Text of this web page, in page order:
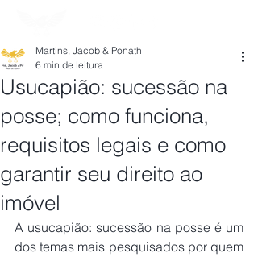
Usucapião: sucessão na
posse; como funciona,
requisitos legais e como
garantir seu direito ao
imóvel
Martins, Jacob & Ponath
6 min de leitura
A usucapião: sucessão na posse é um
dos temas mais pesquisados por quem